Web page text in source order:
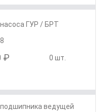
ГУР / БРТ
₽ 0 шт.
ведущей